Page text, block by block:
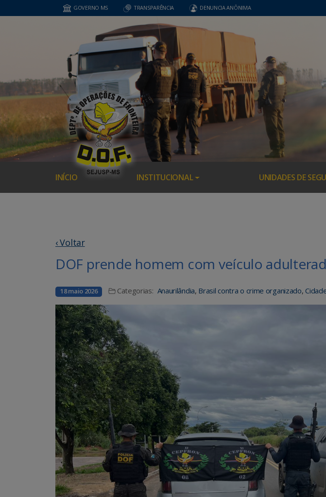
GOVERNO MS TRANSPARÊNCIA DENUNCIA ANÔNIMA
INÍCIO INSTITUCIONAL UNIDADES DE
‹ Voltar
DOF prende homem com veículo
18 maio 2026 Categorias: Anaurilândia, Brasil contra o crime organizado,